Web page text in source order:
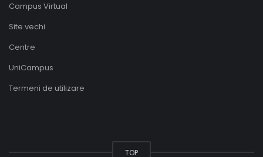
Campus Virtual
Site vechi
Centre
UniCampus
Termeni de utilizare
TOP